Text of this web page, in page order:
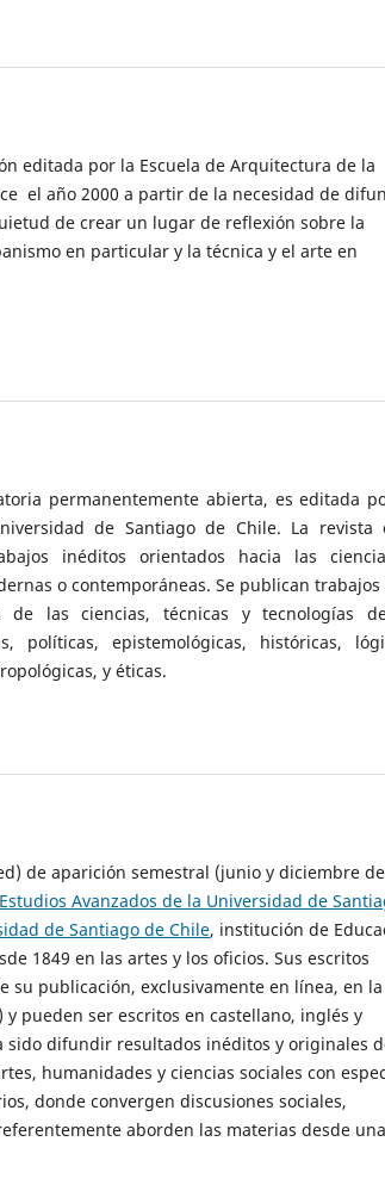
editada por la Escuela de Arquitectura de la
el año 2000 a partir de la necesidad de
de crear un lugar de reflexión sobre la
en particular y la técnica y el arte en
permanentemente abierta, es editada
de Santiago de Chile. La revista
inéditos orientados hacia las
o contemporáneas. Se publican
las ciencias, técnicas y tecnologías
políticas, epistemológicas, históricas,
y éticas.
de aparición semestral (junio y diciembre de
Avanzados de la Universidad de
de Santiago de Chile, institución de
1849 en las artes y los oficios. Sus escritos
su publicación, exclusivamente en línea, en la
y pueden ser escritos en castellano, inglés y
sido difundir resultados inéditos y originales
humanidades y ciencias sociales con
donde convergen discusiones sociales,
aborden las materias desde una